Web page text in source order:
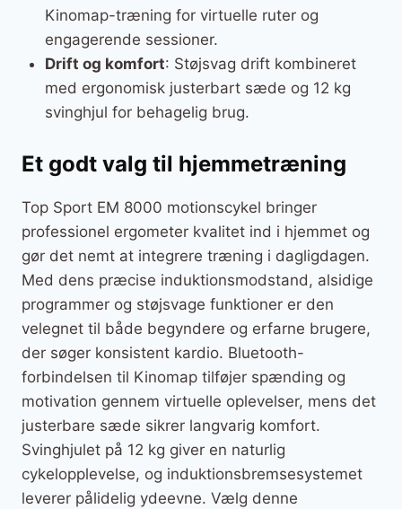
Kinomap-træning for virtuelle ruter og
engagerende sessioner.
Drift og komfort: Støjsvag drift kombineret
med ergonomisk justerbart sæde og 12 kg
svinghjul for behagelig brug.
Et godt valg til hjemmetræning
Top Sport EM 8000 motionscykel bringer
professionel ergometer kvalitet ind i hjemmet og
gør det nemt at integrere træning i dagligdagen.
Med dens præcise induktionsmodstand, alsidige
programmer og støjsvage funktioner er den
velegnet til både begyndere og erfarne brugere,
der søger konsistent kardio. Bluetooth-
forbindelsen til Kinomap tilføjer spænding og
motivation gennem virtuelle oplevelser, mens det
justerbare sæde sikrer langvarig komfort.
Svinghjulet på 12 kg giver en naturlig
cykelopplevelse, og induktionsbremsesystemet
leverer pålidelig ydeevne. Vælg denne